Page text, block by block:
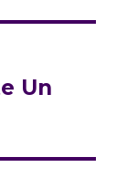
Un